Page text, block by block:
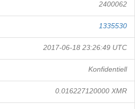
2400062
1335530
2017-06-18 23:26:49 UTC
Konfidentiell
0.016227120000 XMR